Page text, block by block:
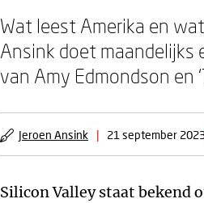
Wat leest Amerika en
Ansink doet maandelijks
van Amy Edmondson en
Jeroen Ansink | 21 september
Silicon Valley staat bekend